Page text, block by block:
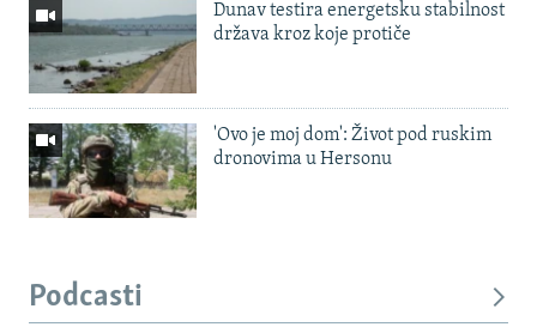
Dunav testira energetsku stabilnost
država kroz koje protiče
'Ovo je moj dom': Život pod ruskim
dronovima u Hersonu
Podcasti